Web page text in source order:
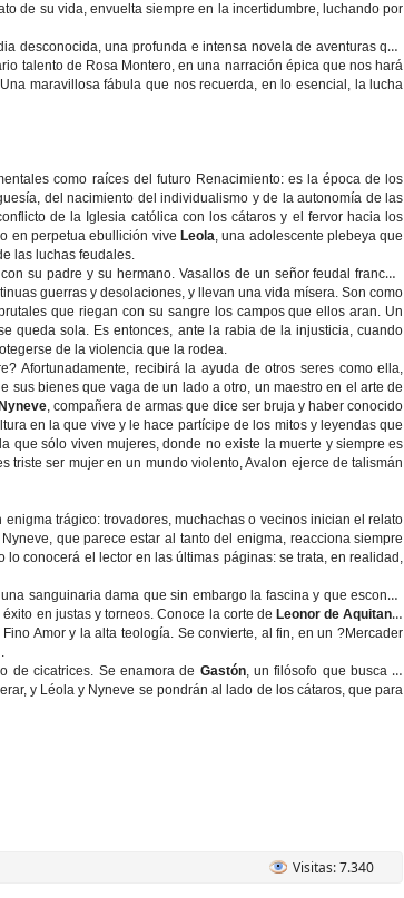
de su vida, envuelta siempre en la incertidumbre, luchando por
desconocida, una profunda e intensa novela de aventuras que
talento de Rosa Montero, en una narración épica que nos hará
maravillosa fábula que nos recuerda, en lo esencial, la lucha
como raíces del futuro Renacimiento: es la época de los
del nacimiento del individualismo y de la autonomía de las
de la Iglesia católica con los cátaros y el fervor hacia los
en perpetua ebullición vive Leola, una adolescente plebeya que
las luchas feudales.
su padre y su hermano. Vasallos de un señor feudal francés,
guerras y desolaciones, y llevan una vida mísera. Son como
que riegan con su sangre los campos que ellos aran. Un
queda sola. Es entonces, ante la rabia de la injusticia, cuando
de la violencia que la rodea.
Afortunadamente, recibirá la ayuda de otros seres como ella,
bienes que vaga de un lado a otro, un maestro en el arte de
Nyneve, compañera de armas que dice ser bruja y haber conocido
en la que vive y le hace partícipe de los mitos y leyendas que
que sólo viven mujeres, donde no existe la muerte y siempre es
ser mujer en un mundo violento, Avalon ejerce de talismán
trágico: trovadores, muchachas o vecinos inician el relato
que parece estar al tanto del enigma, reacciona siempre
conocerá el lector en las últimas páginas: se trata, en realidad,
sanguinaria dama que sin embargo la fascina y que esconde
en justas y torneos. Conoce la corte de Leonor de Aquitania
Amor y la alta teología. Se convierte, al fin, en un ?Mercader
de cicatrices. Se enamora de Gastón, un filósofo que busca la
y Léola y Nyneve se pondrán al lado de los cátaros, que para
Visitas: 7.340